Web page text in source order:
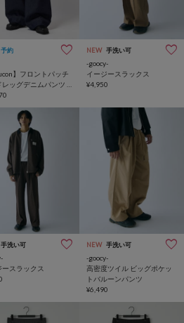
予約
】フロントパッチ
レッグデニムパンツ /
ップ対応
NEW 手洗い可
-goocy-
イージースラックス
¥4,950
手洗い可
ースラックス
NEW 手洗い可
-goocy-
高密度ツイル ビッグポケッ
トバルーンパンツ
¥6,490